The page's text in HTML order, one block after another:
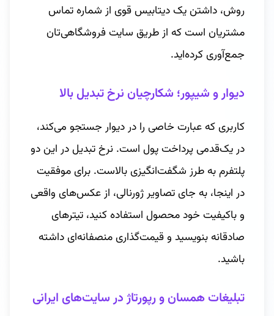
روش، داشتن یک دیتابیس قوی از شماره تماس
مشتریان است که از طریق سایت فروشگاهی‌تان
جمع‌آوری کرده‌اید.
دیوار و شیپور؛ شکارچیان نرخ تبدیل بالا
کاربری که عبارت خاصی را در دیوار جستجو می‌کند،
در یک‌قدمی پرداخت پول است. نرخ تبدیل در این دو
پلتفرم به طرز شگفت‌انگیزی بالاست. برای موفقیت
در اینجا، به جای تصاویر ژورنالی، از عکس‌های واقعی
و باکیفیت خود محصول استفاده کنید، تیترهای
صادقانه بنویسید و قیمت‌گذاری منصفانه‌ای داشته
باشید.
تبلیغات همسان و رپورتاژ در سایت‌های ایرانی